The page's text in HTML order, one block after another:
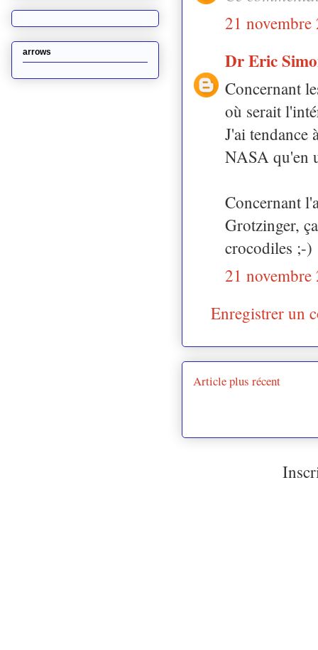
21
Dr Eric
Concernant
où serait
J'ai tendance
NASA qu'en
Concernant
Grotzinger,
crocodiles ;-)
21
Enregistrer un
Article plus récent
arrows